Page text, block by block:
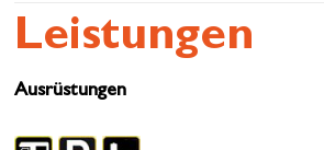
Leistungen
Ausrüstungen